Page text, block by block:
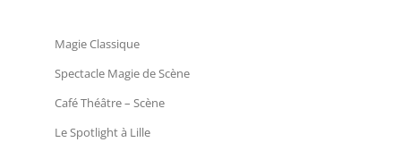
Magie Classique
Spectacle Magie de Scène
Café Théâtre – Scène
Le Spotlight à Lille